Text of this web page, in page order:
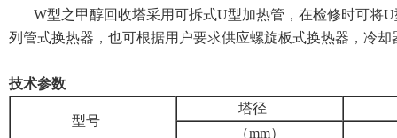
W型之甲醇回收塔采用可拆式U型加热管，在检修时可将U
列管式换热器，也可根据用户要求供应螺旋板式换热器，冷
技术参数
型号
塔径
（mm）